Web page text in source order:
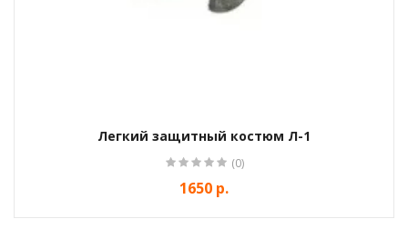
Легкий защитный костюм Л-1
(0)
1650 р.